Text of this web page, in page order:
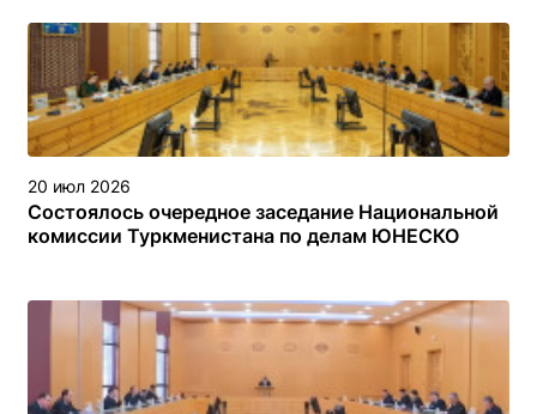
туркменском секторе Каспийского моря
20 июл 2026
Состоялось очередное заседание Национальной
комиссии Туркменистана по делам ЮНЕСКО